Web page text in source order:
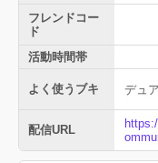
フレンドコー
ド
活動時間帯
よく使うブキ デュ
配信URL